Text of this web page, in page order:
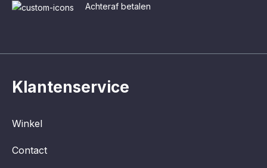
Klantenservice
Winkel
Contact
Achteraf betalen